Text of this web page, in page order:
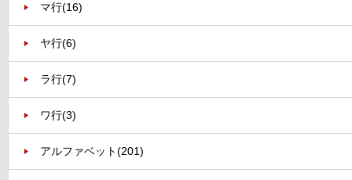
マ行(16)
ヤ行(6)
ラ行(7)
ワ行(3)
アルファベット(201)